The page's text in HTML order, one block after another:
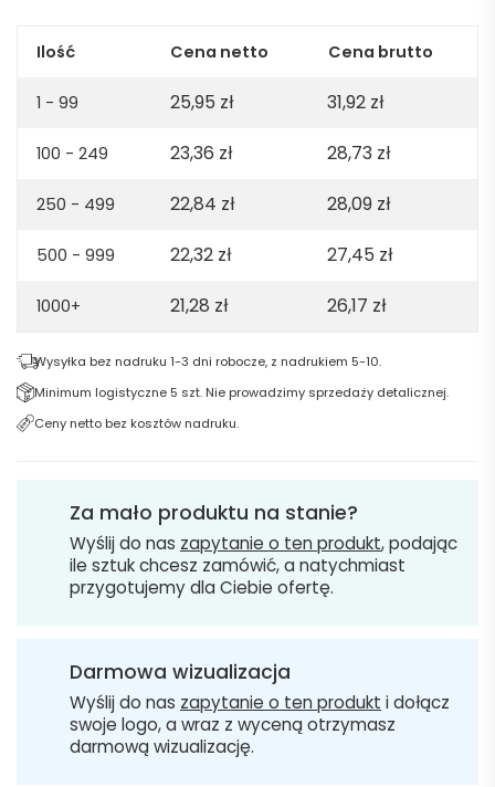
Ilość Cena netto Cena brutto
1 - 99 25,95 zł 31,92 zł
100 - 249 23,36 zł 28,73 zł
250 - 499 22,84 zł 28,09 zł
500 - 999 22,32 zł 27,45 zł
1000+ 21,28 zł 26,17 zł
Wysyłka bez nadruku 1-3 dni robocze, z nadrukiem 5-10.
Minimum logistyczne 5 szt. Nie prowadzimy sprzedaży detalicznej.
Ceny netto bez kosztów nadruku.
Za mało produktu na stanie?
Wyślij do nas zapytanie o ten produkt, podając
ile sztuk chcesz zamówić, a natychmiast
przygotujemy dla Ciebie ofertę.
Darmowa wizualizacja
Wyślij do nas zapytanie o ten produkt i dołącz
swoje logo, a wraz z wyceną otrzymasz
darmową wizualizację.